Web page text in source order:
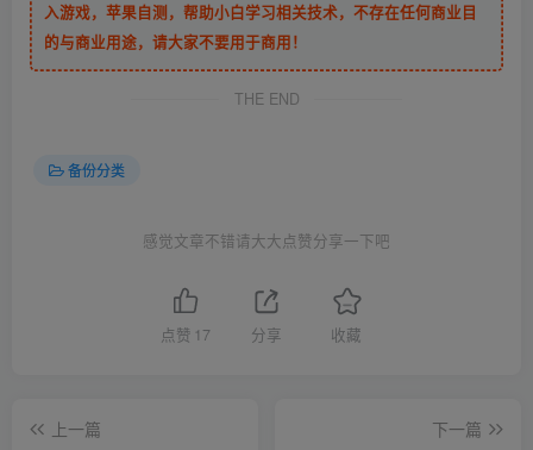
入游戏，苹果自测，帮助小白学习相关技术，不存在任何商业目
的与商业用途，请大家不要用于商用！
THE END
备份分类
感觉文章不错请大大点赞分享一下吧
点赞 17 分享 收藏
上一篇
下一篇